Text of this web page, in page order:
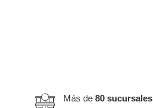
Más de 80 sucursales